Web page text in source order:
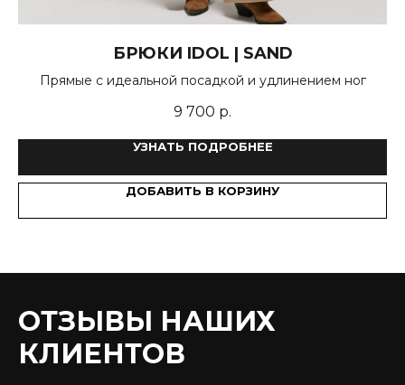
БРЮКИ IDOL | SAND
Прямые с идеальной посадкой и удлинением ног
9 700 р.
УЗНАТЬ ПОДРОБНЕЕ
ДОБАВИТЬ В КОРЗИНУ
ОТЗЫВЫ НАШИХ
КЛИЕНТОВ